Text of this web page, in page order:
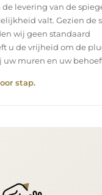
levering van de
valt. Gezien de
wij geen standaard
u de vrijheid om de
uw muren en uw
stap.